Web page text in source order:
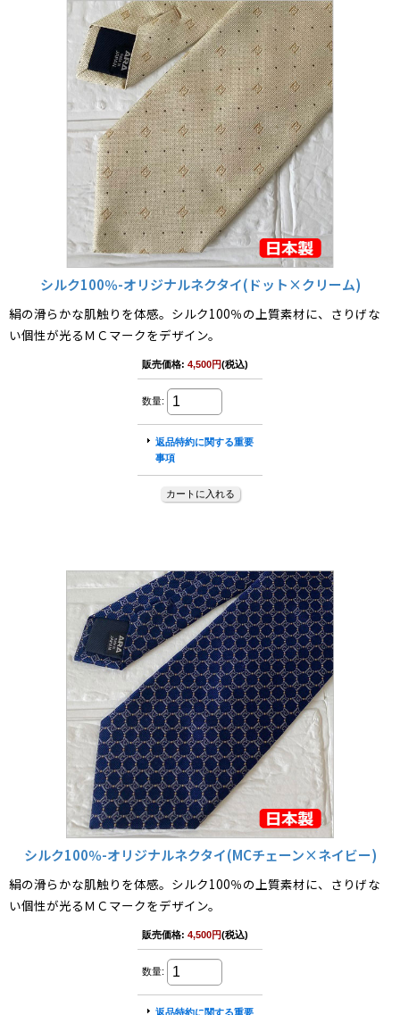
シルク100％-オリジナルネクタイ(ドット×クリーム)
絹の滑らかな肌触りを体感。シルク100％の上質素材に、さりげな
い個性が光るＭＣマークをデザイン。
シルク100％-オリジナルネクタイ(MCチェーン×ネイビー)
絹の滑らかな肌触りを体感。シルク100％の上質素材に、さりげな
い個性が光るＭＣマークをデザイン。